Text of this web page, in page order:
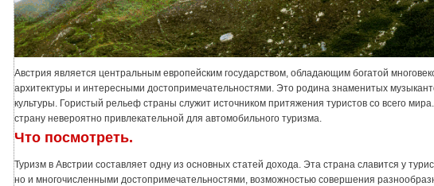
Австрия является центральным европейским государством, обладающим богатой
архитектуры и интересными достопримечательностями. Это родина знаменитых
культуры. Гористый рельеф страны служит источником притяжения туристов со всего
страну невероятно привлекательной для автомобильного туризма.
Что посмотреть.
Туризм в Австрии составляет одну из основных статей дохода. Эта страна славится у
но и многочисленными достопримечательностями, возможностью совершения